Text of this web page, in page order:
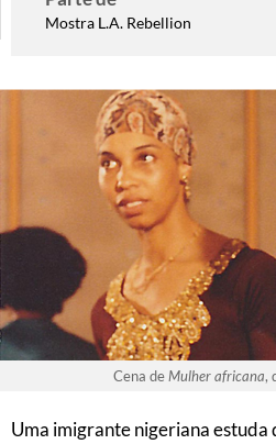
Mostra L.A. Rebellion
Cena deMulher africana,
Uma imigrante nigeriana estuda